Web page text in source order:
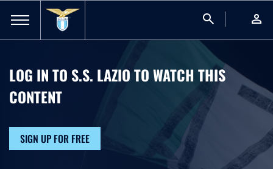
search person
LOG IN TO S.S. LAZIO TO WATCHTHIS
CONTENT
SIGN UP FOR FREE